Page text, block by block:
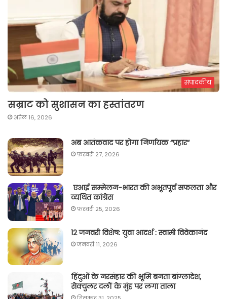
संपादकीय
सम्राट को सुशासन का हस्तांतरण
अप्रैल 16, 2026
अब आतंकवाद पर होगा निर्णायक “प्रहार“
फ़रवरी 27, 2026
एआई सम्मेलन-भारत की अभूतपूर्व सफलता और
व्यथित कांग्रेस
फ़रवरी 25, 2026
12 जनवरी विशेष: युवा आदर्श : स्वामी विवेकानंद
जनवरी 11, 2026
हिंदुओं के नरसंहार की भूमि बनता बांग्लादेश,
सेक्युलर दलों के मुंह पर लगा ताला